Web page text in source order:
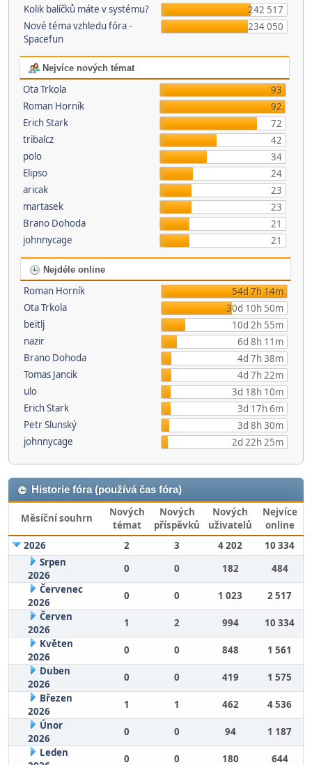
Kolik balíčků máte v systému?
242 517
Nové téma vzhledu fóra -
Spacefun
234 050
Nejvíce nových témat
Ota Trkola
93
Roman Horník
92
Erich Stark
72
tribalcz
42
polo
34
Elipso
24
aricak
23
martasek
23
Brano Dohoda
21
johnnycage
21
Nejdéle online
Roman Horník
54d 7h 14m
Ota Trkola
30d 10h 50m
beitlj
10d 2h 55m
nazir
6d 8h 11m
Brano Dohoda
4d 7h 38m
Tomas Jancik
4d 7h 22m
ulo
3d 18h 10m
Erich Stark
3d 17h 6m
Petr Slunský
3d 8h 30m
johnnycage
2d 22h 25m
Historie fóra (používá čas fóra)
Měsíční souhrn
Nových
témat
Nových
příspěvků
Nových
uživatelů
Nejvíce
online
2026
2 3 4 202
10 334
Srpen
2026
0 0 182
484
Červenec
2026
0 0 1 023
2 517
Červen
2026
1 2 994
10 334
Květen
2026
0 0 848
1 561
Duben
2026
0 0 419
1 575
Březen
2026
1 1 462
4 536
Únor
2026
0 0 94
1 187
Leden
0 0 180 644